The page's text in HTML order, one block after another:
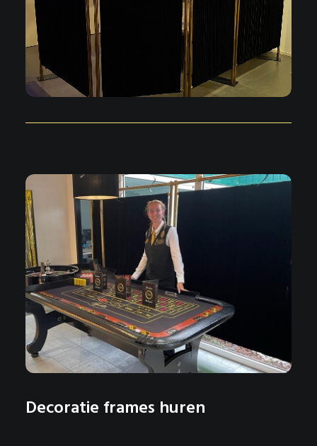
Decoratie frames huren